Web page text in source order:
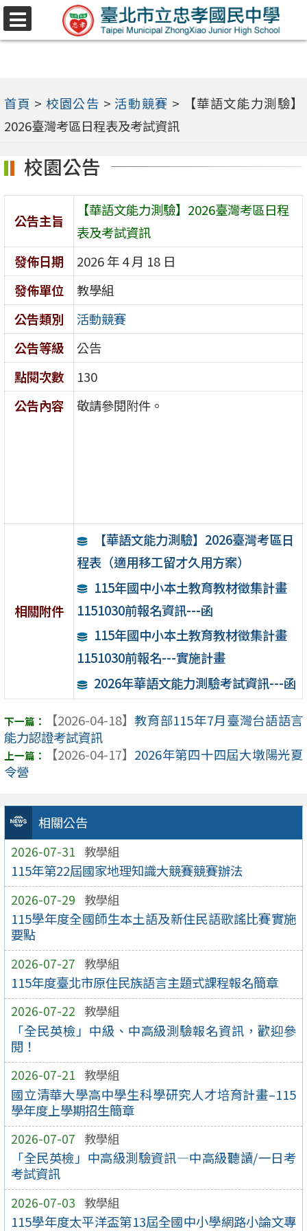
跳
至
內
容
選
首頁 > 校園公告 >活動競賽 >
【華語文能力測驗】
2026臺灣考區日程表及考試資訊
相關公告
2026-07-31 教學組
115年第22屆國家地理知識大競賽競賽辦法
2026-07-29 教學組
115學年度全國師生本土語及新住民語歌謠比賽實施
要點
2026-07-27 教學組
115年度臺北市原住民族語言主題式課程報名簡章
2026-07-22 教學組
「全民英檢」中級、中高級測驗報名資訊，歡迎參
閱！
2026-07-21 教學組
國立清華大學高中學生科學研究人才培育計畫–115
學年度上學期招生簡章
2026-07-07 教學組
「全民英檢」中高級測驗資訊—中高級聽讀/一日考
考試資訊
2026-07-03 教學組
115學年度太平洋盃第13屆全國中小學網路小論文專
校園公告
公告主旨
【華語文能力測驗】2026臺灣考區日程
表及考試資訊
發佈日期
2026 年 4 月 18 日
發佈單位
教學組
公告類別
活動競賽
公告等級
公告
點閱次數
130
公告內容
敬請參閱附件。
相關附件
【華語文能力測驗】2026臺灣考區日
程表（適用移工留才久用方案）
115年國中小本土教育教材徵集計畫
1151030前報名資訊---函
115年國中小本土教育教材徵集計畫
1151030前報名---實施計畫
2026年華語文能力測驗考試資訊---函
【2026-04-18】 教育部115年7月臺灣台語語言
能力認證考試資訊
【2026-04-17】 2026年第四十四屆大墩陽光夏
令營